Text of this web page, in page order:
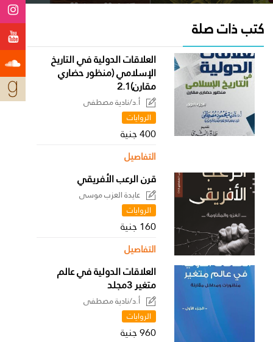
كتب ذات صلة
العلاقات الدولية في التاريخ
الإسلامي (منظور حضاري
مقارن)2.1
أ.د/نادية مصطفى
الروايات
400 جنية
التفاصيل
قرن الرعب الأفريقي
عايدة العزب موسى
الروايات
160 جنية
التفاصيل
العلاقات الدولية في عالم
متغير 3مجلد
أ.د/نادية مصطفى
الروايات
960 جنية